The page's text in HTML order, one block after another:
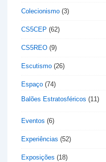
Colecionismo (3)
CS5CEP (62)
CS5REO (9)
Escutismo (26)
Espaço (74)
Balões Estratosféricos (11)
Eventos (6)
Experiências (52)
Exposições (18)